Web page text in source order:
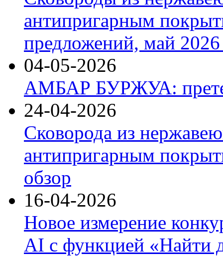
антипригарным
предложений, май 2026
04-05-2026
АМБАР БУРЖУА:
24-04-2026
Сковорода из
антипригарным
обзор
16-04-2026
Новое измерение
AI с функцией «Найти